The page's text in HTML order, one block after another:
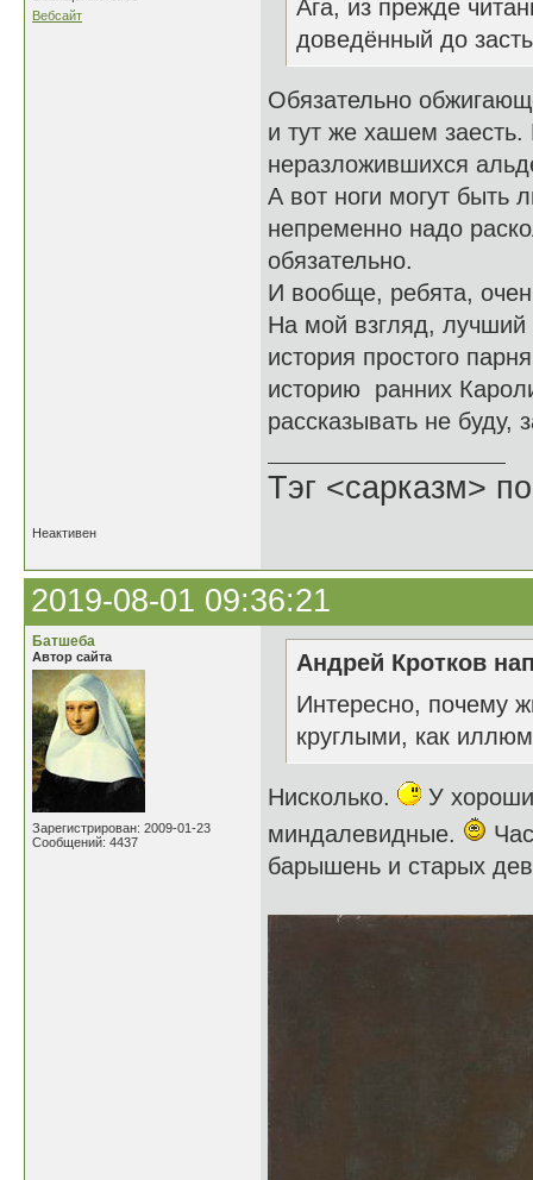
Вебсайт
Ага, из прежде
доведённый до
Обязательно
и тут же хашем
неразложившихся
А вот ноги могут быть
непременно надо
обязательно.
И вообще, ребята,
На мой взгляд, лучший
история простого
историю ранних
рассказывать не буду,
Тэг <сарказм>
Неактивен
2019-08-01 09:36:21
Батшеба
Автор сайта
Зарегистрирован: 2009-01-23
Сообщений: 4437
Андрей Кротков
Интересно, почему
круглыми, как
Нисколько.
У
миндалевидные.
барышень и старых